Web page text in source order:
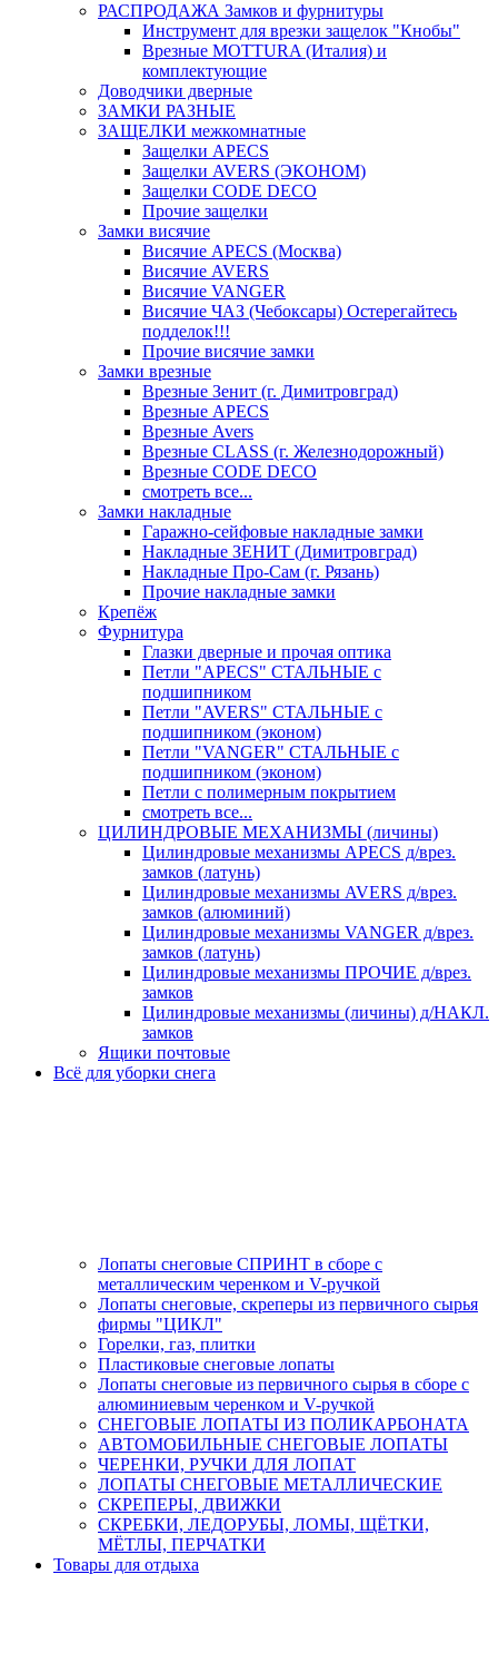
РАСПРОДАЖА Замков и фурнитуры
Инструмент для врезки защелок "Кнобы"
Врезные MOTTURA (Италия) и
комплектующие
Доводчики дверные
ЗАМКИ РАЗНЫЕ
ЗАЩЕЛКИ межкомнатные
Защелки APECS
Защелки AVERS (ЭКОНОМ)
Защелки CODE DECO
Прочие защелки
Замки висячие
Висячие APECS (Москва)
Висячие AVERS
Висячие VANGER
Висячие ЧАЗ (Чебоксары) Остерегайтесь
подделок!!!
Прочие висячие замки
Замки врезные
Врезные Зенит (г. Димитровград)
Врезные APECS
Врезные Avers
Врезные CLASS (г. Железнодорожный)
Врезные CODE DECO
смотреть все...
Замки накладные
Гаражно-сейфовые накладные замки
Накладные ЗЕНИТ (Димитровград)
Накладные Про-Сам (г. Рязань)
Прочие накладные замки
Крепёж
Фурнитура
Глазки дверные и прочая оптика
Петли "APECS" СТАЛЬНЫЕ с
подшипником
Петли "AVERS" СТАЛЬНЫЕ с
подшипником (эконом)
Петли "VANGER" СТАЛЬНЫЕ с
подшипником (эконом)
Петли с полимерным покрытием
смотреть все...
ЦИЛИНДРОВЫЕ МЕХАНИЗМЫ (личины)
Цилиндровые механизмы APECS д/врез.
замков (латунь)
Цилиндровые механизмы AVERS д/врез.
замков (алюминий)
Цилиндровые механизмы VANGER д/врез.
замков (латунь)
Цилиндровые механизмы ПРОЧИЕ д/врез.
замков
Цилиндровые механизмы (личины) д/НАКЛ.
замков
Ящики почтовые
Всё для уборки снега
Лопаты снеговые СПРИНТ в сборе с
металлическим черенком и V-ручкой
Лопаты снеговые, скреперы из первичного сырья
фирмы "ЦИКЛ"
Горелки, газ, плитки
Пластиковые снеговые лопаты
Лопаты снеговые из первичного сырья в сборе с
алюминиевым черенком и V-ручкой
СНЕГОВЫЕ ЛОПАТЫ ИЗ ПОЛИКАРБОНАТА
АВТОМОБИЛЬНЫЕ СНЕГОВЫЕ ЛОПАТЫ
ЧЕРЕНКИ, РУЧКИ ДЛЯ ЛОПАТ
ЛОПАТЫ СНЕГОВЫЕ МЕТАЛЛИЧЕСКИЕ
СКРЕПЕРЫ, ДВИЖКИ
СКРЕБКИ, ЛЕДОРУБЫ, ЛОМЫ, ЩЁТКИ,
МЁТЛЫ, ПЕРЧАТКИ
Товары для отдыха